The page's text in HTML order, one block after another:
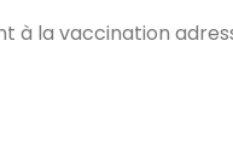
la vaccination